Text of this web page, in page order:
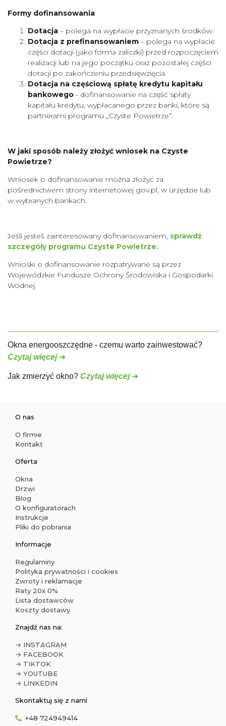
Formy dofinansowania
Dotacja – polega na wypłacie przyznanych środków.
Dotacja z prefinansowaniem – polega na wypłacie
części dotacji (jako forma zaliczki) przed rozpoczęciem
realizacji lub na jego początku oraz pozostałej części
dotacji po zakończeniu przedsięwzięcia.
Dotacja na częściową spłatę kredytu kapitału
bankowego - dofinansowanie na część spłaty
kapitału kredytu, wypłacanego przez banki, które są
partnerami programu „Czyste Powietrze”.
W jaki sposób należy złożyć wniosek na Czyste
Powietrze?
Wniosek o dofinansowanie można złożyć za
pośrednictwem strony internetowej gov.pl, w urzędzie lub
w wybranych bankach.
Jeśli jesteś zainteresowany dofinansowaniem, sprawdź
szczegóły programu Czyste Powietrze.
Wnioski o dofinansowanie rozpatrywane są przez
Wojewódzkie Fundusze Ochrony Środowiska i Gospodarki
Wodnej.
Okna energooszczędne - czemu warto zainwestować?
Czytaj więcej ➜
Jak zmierzyć okno? Czytaj więcej ➜
O nas
O firmie
Kontakt
Oferta
Okna
Drzwi
Blog
O konfiguratorach
Instrukcje
Pliki do pobrania
Informacje
Regulaminy
Polityka prywatności i cookies
Zwroty i reklamacje
Raty 20x 0%
Lista dostawców
Koszty dostawy
Znajdź nas na:
→ INSTAGRAM
→ FACEBOOK
→ TIKTOK
→ YOUTUBE
→ LINKEDIN
Skontaktuj się z nami
+48 724949414